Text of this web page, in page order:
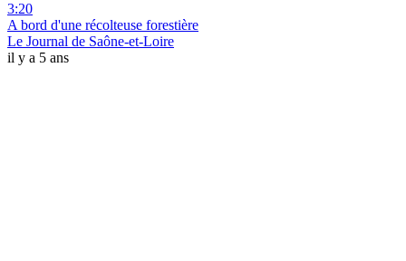
3:20
A bord d'une récolteuse forestière
Le Journal de Saône-et-Loire
il y a 5 ans